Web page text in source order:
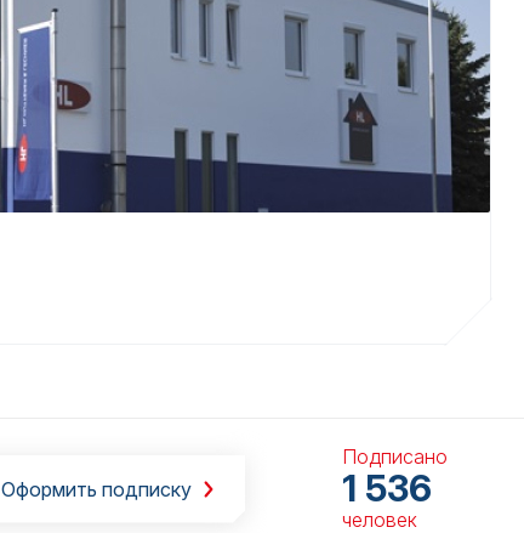
Оформить подписку
Подписано
1 536
человек